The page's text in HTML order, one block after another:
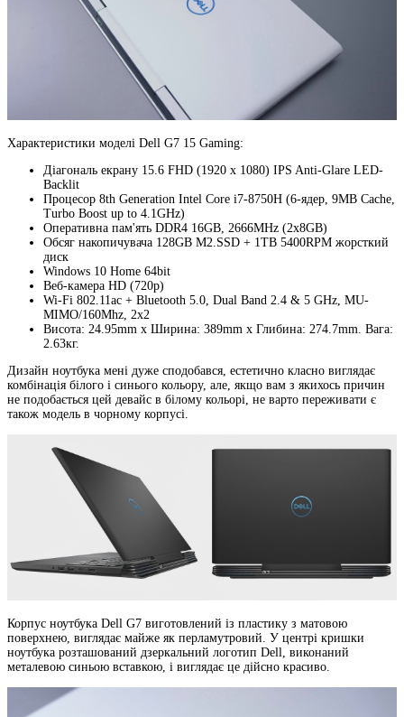
Характеристики моделі Dell G7 15 Gaming:
Діагональ екрану 15.6 FHD (1920 x 1080) IPS Anti-Glare LED-
Backlit
Процесор 8th Generation Intel Core i7-8750H (6-ядер, 9MB Cache,
Turbo Boost up to 4.1GHz)
Оперативна пам'ять DDR4 16GB, 2666MHz (2x8GB)
Обсяг накопичувача 128GB M2.SSD + 1TB 5400RPM жорсткий
диск
Windows 10 Home 64bit
Веб-камера HD (720p)
Wi-Fi 802.11ac + Bluetooth 5.0, Dual Band 2.4 & 5 GHz, MU-
MIMO/160Mhz, 2x2
Висота: 24.95mm x Ширина: 389mm x Глибина: 274.7mm. Вага:
2.63кг.
Дизайн ноутбука мені дуже сподобався, естетично класно виглядає
комбінація білого і синього кольору, але, якщо вам з якихось причин
не подобається цей девайс в білому кольорі, не варто переживати є
також модель в чорному корпусі.
Корпус ноутбука Dell G7 виготовлений із пластику з матовою
поверхнею, виглядає майже як перламутровий. У центрі кришки
ноутбука розташований дзеркальний логотип Dell, виконаний
металевою синьою вставкою, і виглядає це дійсно красиво.